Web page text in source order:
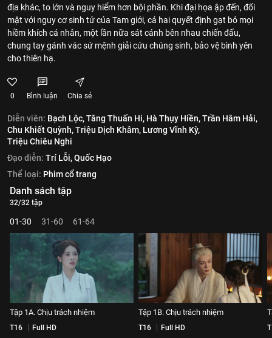
địa khác, to lớn và nguy hiểm hơn bội phần. Khi đại họa ập đến, đối
mặt với nguy cơ sinh tử của Tam giới, cả hai quyết định gạt bỏ mọi
hiềm khích cá nhân, một lần nữa sát cánh bên nhau chiến đấu,
chung tay gánh vác sứ mệnh giải cứu chúng sinh, bảo vệ bình yên
cho thiên hạ.
0 Bình luận Chia sẻ
Diễn viên: Bạch Lộc,Tăng Thuấn Hi, Hà Thụy Hiền,Trần Hâm Hải,
Chu Khiết Quỳnh,Triệu Dịch Khâm, Lương Vĩnh Kỳ,
Triệu Chiêu Nghi
Đạo diễn: Trí Lỗi,Quốc Hạo
Thể loại: Phim cổ trang
Danh sách tập
32/32 tập
01-30 31-60 61-64
Tập 1A. Chịu trách nhiệm
T16 Full HD
Tập 1B. Chịu trách nhiệm
T16 Full HD